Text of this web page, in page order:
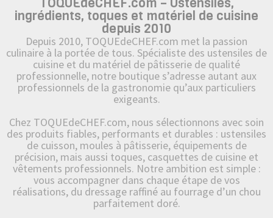
ingrédients, toques et matériel de cuisine
depuis 2010
Depuis 2010, TOQUEdeCHEF.com met la passion
culinaire à la portée de tous. Spécialiste des ustensiles de
cuisine et du matériel de pâtisserie de qualité
professionnelle, notre boutique s’adresse autant aux
professionnels de la gastronomie qu’aux particuliers
exigeants.
Chez TOQUEdeCHEF.com, nous sélectionnons avec soin
des produits fiables, performants et durables : ustensiles
de cuisson, moules à pâtisserie, équipements de
précision, mais aussi toques, casquettes de cuisine et
vêtements professionnels. Notre ambition est simple :
vous accompagner dans chaque étape de vos
réalisations, du dressage raffiné au fourrage d’un chou
parfaitement doré.